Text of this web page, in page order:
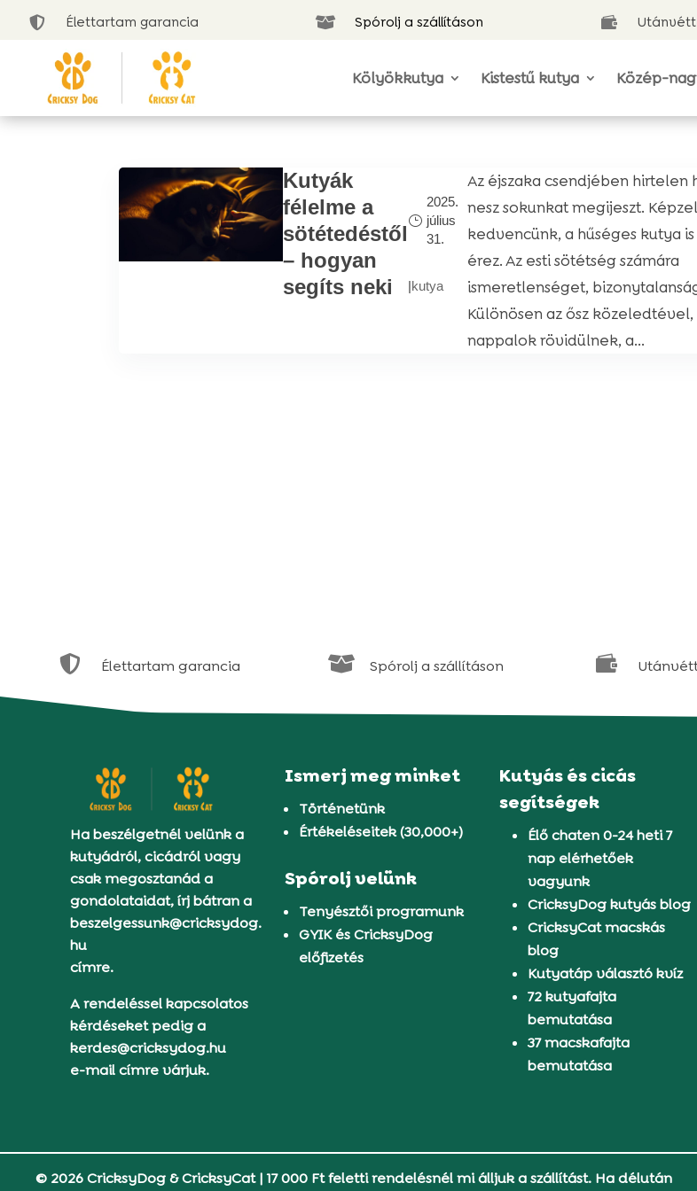
 Élettartam garancia  Spórolj a szállításon 
Kölyökkutya Kistestű kutya Közép-
Kutyák
félelme a
sötétedéstől
– hogyan
segíts neki
2025.
július
31.
|kutya
Az éjszaka csendjében hirtelen
nesz sokunkat megijeszt.
kedvencünk, a hűséges kutya
érez. Az esti sötétség számára
ismeretlenséget,
Különösen az ősz
nappalok rövidülnek, a...
 Élettartam garancia  Spórolj a szállításon 
Ha beszélgetnél velünk a
kutyádról, cicádról vagy
csak megosztanád a
gondolataidat, írj bátran a
beszelgessunk@cricksydog.
hu
címre.
A rendeléssel kapcsolatos
kérdéseket pedig a
kerdes@cricksydog.hu
e-mail címre várjuk.
Ismerj meg minket
Történetünk
Értékeléseitek (30,000+)
Spórolj velünk
Tenyésztői programunk
GYIK és CricksyDog
előfizetés
Kutyás és cicás
segítségek
Élő chaten 0-24 heti 7
nap elérhetőek
vagyunk
CricksyDog kutyás blog
CricksyCat macskás
blog
Kutyatáp választó kvíz
72 kutyafajta
bemutatása
37 macskafajta
bemutatása
© 2026 CricksyDog & CricksyCat|17 000 Ft feletti rendelésnél mi álljuk a szállítást. Ha délután